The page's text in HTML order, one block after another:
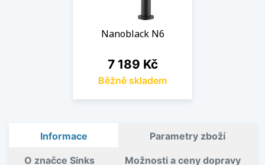
Nanoblack N6
Cena
7 189 Kč
Běžně skladem
Informace Parametry zboží
O značce Sinks Možnosti a ceny dopravy